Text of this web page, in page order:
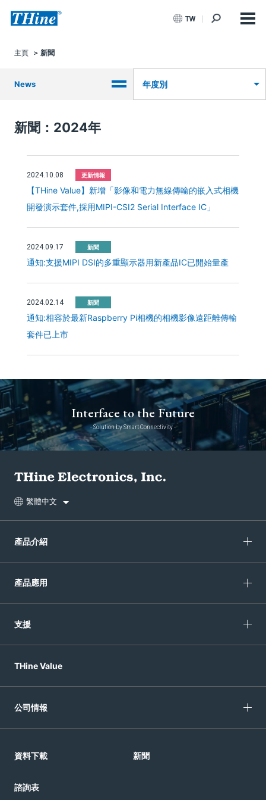
TW
主頁 新聞
News 年度別
新聞：2024年
2024.10.08 更新情報
【THine Value】新增「影像和電力無線傳輸的嵌入式相機
開發演示套件,採用MIPI-CSI2 Serial Interface IC」
2024.09.17 新聞
通知:支援MIPI DSI的多重顯示器用新產品IC已開始量產
2024.02.14 新聞
通知:相容於最新Raspberry Pi相機的相機影像遠距離傳輸
套件已上市
Interface to the Future
- Solution by Smart Connectivity -
繁體中文
產品介紹
產品應用
支援
THine Value
公司情報
資料下載 新聞
諮詢表